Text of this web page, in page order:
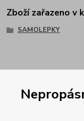
Zboží zařazeno v
SAMOLEPKY